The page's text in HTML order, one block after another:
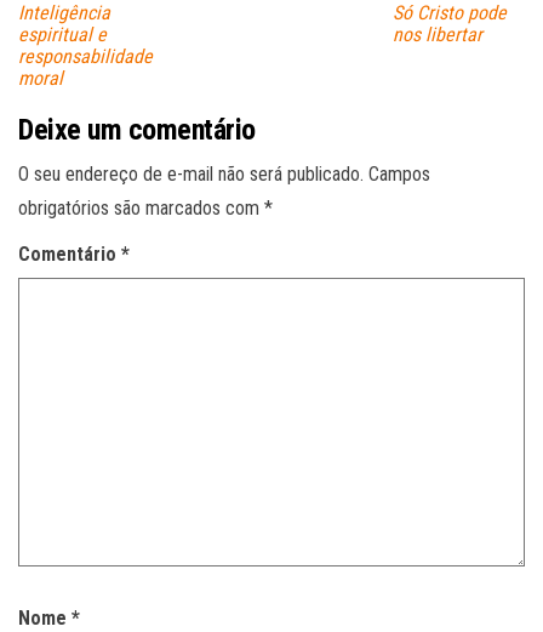
Inteligência
espiritual e
responsabilidade
moral
Só Cristo pode
nos libertar
Deixe um comentário
O seu endereço de e-mail não será publicado. Campos
obrigatórios são marcados com *
Comentário *
Nome *